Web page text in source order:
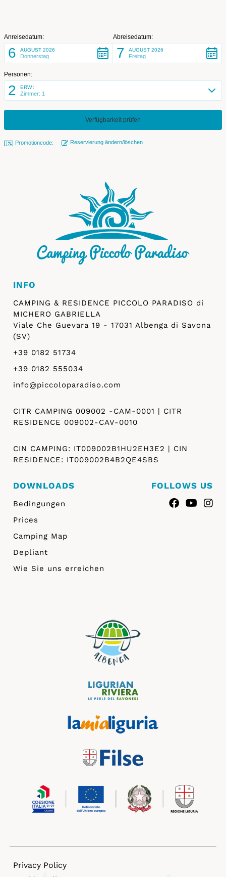
Anreisedatum:
6 AUGUST 2026
Donnerstag
Abreisedatum:
7 AUGUST 2026
Freitag
Personen:
2 ERW.:
Zimmer: 1
Promotioncode: Reservierung ändern/löschen
DOWNLOADS
Bedingungen
Prices
Camping Map
Depliant
Wie Sie uns erreichen
INFO
CAMPING & RESIDENCE PICCOLO PARADISO di
MICHERO GABRIELLA
Viale Che Guevara 19 - 17031 Albenga di Savona
(SV)
+39 0182 51734
+39 0182 555034
info@piccoloparadiso.com
CITR CAMPING 009002 -CAM-0001 | CITR
RESIDENCE 009002-CAV-0010
CIN CAMPING: IT009002B1HU2EH3E2 | CIN
RESIDENCE: IT009002B4B2QE4SBS
FOLLOWS US
Privacy Policy